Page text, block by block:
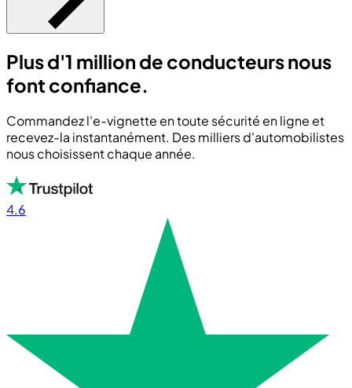
Plus d'1 million de conducteurs nous
font confiance.
Commandez l'e-vignette en toute sécurité en ligne et
recevez-la instantanément. Des milliers d'automobilistes
nous choisissent chaque année.
4.6